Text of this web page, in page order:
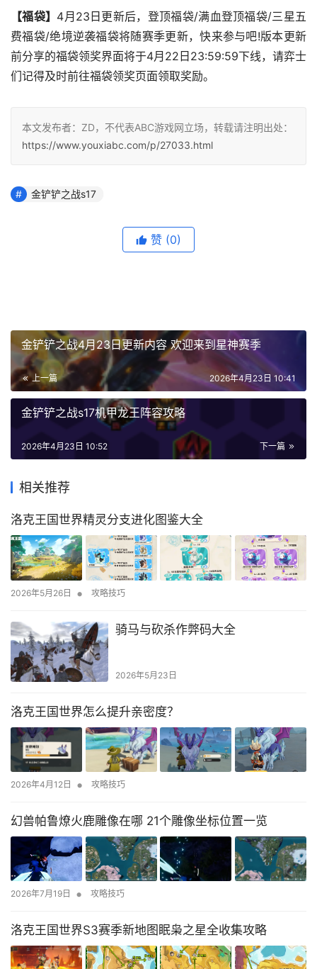
【福袋】 4月23日更新后，登顶福袋/满血登顶福袋/三星五
费福袋/绝境逆袭福袋将随赛季更新，快来参与吧!版本更新
前分享的福袋领奖界面将于4月22日23:59:59下线，请弈士
们记得及时前往福袋领奖页面领取奖励。
本文发布者：ZD，不代表ABC游戏网立场，转载请注明出处：
https://www.youxiabc.com/p/27033.html
金铲铲之战s17
赞 (0)
金铲铲之战4月23日更新内容 欢迎来到星神赛季
上一篇 2026年4月23日 10:41
金铲铲之战s17机甲龙王阵容攻略
下一篇
2026年4月23日 10:52
相关推荐
洛克王国世界精灵分支进化图鉴大全
2026年5月26日 • 攻略技巧
骑马与砍杀作弊码大全
2026年5月23日
洛克王国世界怎么提升亲密度？
2026年4月12日 • 攻略技巧
幻兽帕鲁燎火鹿雕像在哪 21个雕像坐标位置一览
2026年7月19日 • 攻略技巧
洛克王国世界S3赛季新地图眠枭之星全收集攻略